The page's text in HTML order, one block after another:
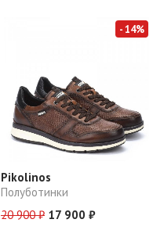
- 14%
Pikolinos
Полуботинки
20 900 ₽ 17 900 ₽